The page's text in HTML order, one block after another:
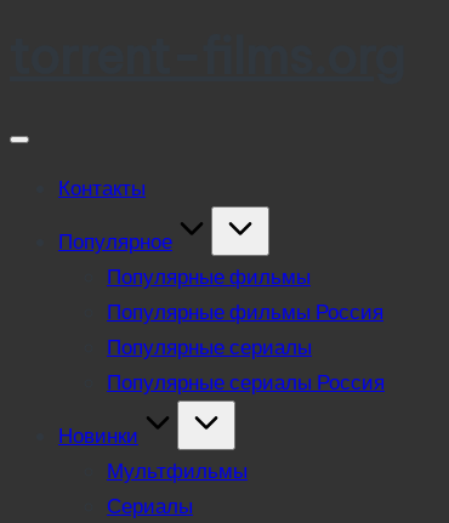
Контакты
Популярное
Популярные фильмы
Популярные фильмы Россия
Популярные сериалы
Популярные сериалы Россия
Новинки
Мультфильмы
Сериалы